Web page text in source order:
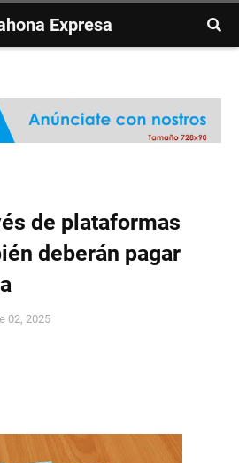
Expresa
de plataformas
deberán pagar
02, 2025